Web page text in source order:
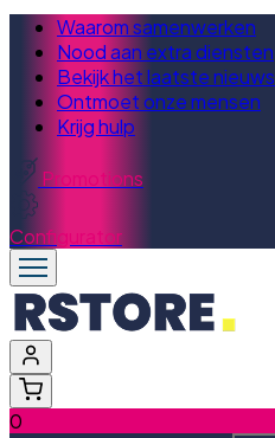
Waarom samenwerken
Nood aan extra diensten
Bekijk het laatste nieuws
Ontmoet onze mensen
Krijg hulp
Promotions
Configurator
0